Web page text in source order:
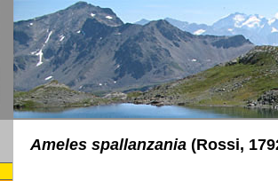
Ameles spallanzania (Rossi,